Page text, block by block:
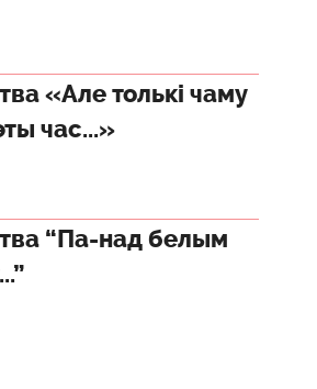
«Але толькі чаму
час...»
“Па-над белым